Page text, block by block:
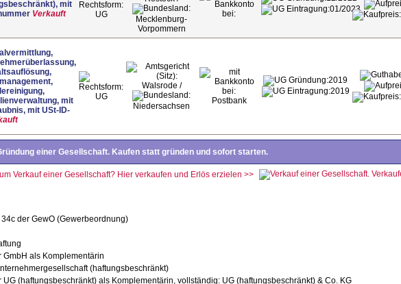
mit
Verkauft UG
Mecklenburg-
Vorpommern
01/2023
mit
mit USt-ID-
UG
Walsrode /
Niedersachsen
Postbank
2019
2019
einer Gesellschaft. Kaufen statt gründen und sofort starten.
Verkauf einer Gesellschaft? Hier verkaufen und Erlös erzielen >>
der GewO (Gewerbeordnung)
als Komplementärin
(haftungsbeschränkt)
(haftungsbeschränkt) als Komplementärin, vollständig: UG (haftungsbeschränkt) & Co. KG